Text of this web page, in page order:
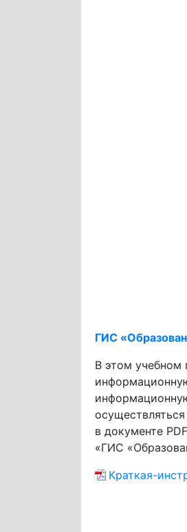
ГИС
В этом
в документе
«ГИС
Краткая-